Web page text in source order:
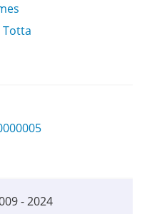
- 2024